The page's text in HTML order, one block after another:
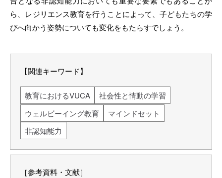
ら、レジリエンス教育を行うことによって、子どもたちの学
びへ向かう姿勢についても変化をもたらすでしょう。
【関連キーワード】
教育におけるVUCA
社会性と情動の学習
ウェルビーイング教育
マインドセット
非認知能力
［参考資料・文献］